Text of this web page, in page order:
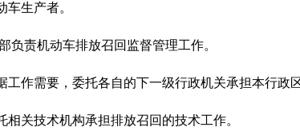
生产者。
负责机动车排放召回监督管理工作。
作需要，委托各自的下一级行政机关承担本行政
关技术机构承担排放召回的技术工作。